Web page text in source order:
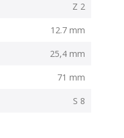
Z 2
12.7 mm
25,4 mm
71 mm
S 8